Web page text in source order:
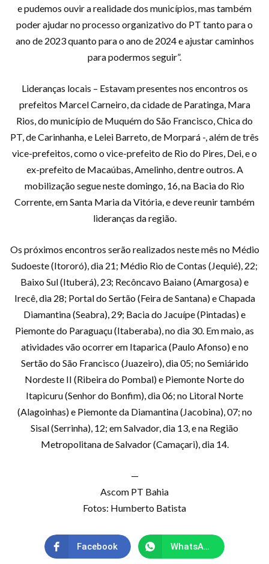
e pudemos ouvir a realidade dos municípios, mas também
poder ajudar no processo organizativo do PT tanto para o
ano de 2023 quanto para o ano de 2024 e ajustar caminhos
para podermos seguir”.
Lideranças locais – Estavam presentes nos encontros os
prefeitos Marcel Carneiro, da cidade de Paratinga, Mara
Rios, do município de Muquém do São Francisco, Chica do
PT, de Carinhanha, e Lelei Barreto, de Morpará -, além de três
vice-prefeitos, como o vice-prefeito de Rio do Pires, Dei, e o
ex-prefeito de Macaúbas, Amelinho, dentre outros. A
mobilização segue neste domingo, 16, na Bacia do Rio
Corrente, em Santa Maria da Vitória, e deve reunir também
lideranças da região.
Os próximos encontros serão realizados neste mês no Médio
Sudoeste (Itororó), dia 21; Médio Rio de Contas (Jequié), 22;
Baixo Sul (Ituberá), 23; Recôncavo Baiano (Amargosa) e
Irecê, dia 28; Portal do Sertão (Feira de Santana) e Chapada
Diamantina (Seabra), 29; Bacia do Jacuípe (Pintadas) e
Piemonte do Paraguaçu (Itaberaba), no dia 30. Em maio, as
atividades vão ocorrer em Itaparica (Paulo Afonso) e no
Sertão do São Francisco (Juazeiro), dia 05; no Semiárido
Nordeste II (Ribeira do Pombal) e Piemonte Norte do
Itapicuru (Senhor do Bonfim), dia 06; no Litoral Norte
(Alagoinhas) e Piemonte da Diamantina (Jacobina), 07; no
Sisal (Serrinha), 12; em Salvador, dia 13, e na Região
Metropolitana de Salvador (Camaçari), dia 14.
—
Ascom PT Bahia
Fotos: Humberto Batista
Facebook WhatsApp